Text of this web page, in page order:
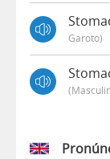
Garoto)